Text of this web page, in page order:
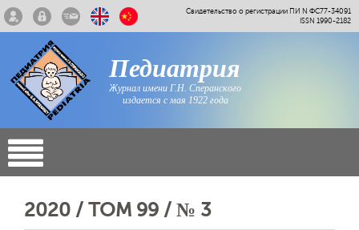
Свидетельство о регистрации ПИ N ФС77-34091
ISSN 1990-2182
Педиатрия
Журнал имени Г.Н. Сперанского
издается с мая 1922 года
2020 / ТОМ 99 / № 3